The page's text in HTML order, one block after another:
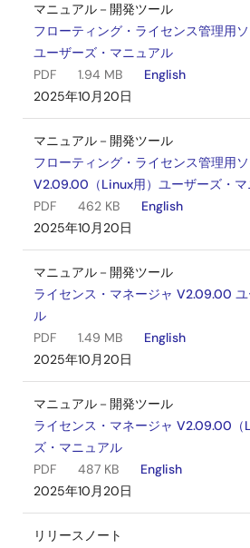
マニュアル－開発ツール
フローティング・ライセンス管理用
ユーザーズ・マニュアル
PDF
1.94 MB
English
2025年10月20日
マニュアル－開発ツール
フローティング・ライセンス管理用
V2.09.00（Linux用）ユーザーズ・マ
PDF
462 KB
English
2025年10月20日
マニュアル－開発ツール
ライセンス・マネージャ V2.09.00
ル
PDF
1.49 MB
English
2025年10月20日
マニュアル－開発ツール
ライセンス・マネージャ V2.09.00（
ズ・マニュアル
PDF
487 KB
English
2025年10月20日
リリースノート